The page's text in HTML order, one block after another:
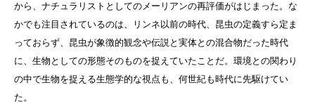
から、ナチュラリストとしてのメーリアンの再評価がはじまった。な
かでも注目されているのは、リンネ以前の時代、昆虫の定義すら定ま
っておらず、昆虫が象徴的観念や伝説と実体との混合物だった時代
に、生物としての形態そのものを捉えていたことだ。環境との関わり
の中で生物を捉える生態学的な視点も、何世紀も時代に先駆けてい
た。